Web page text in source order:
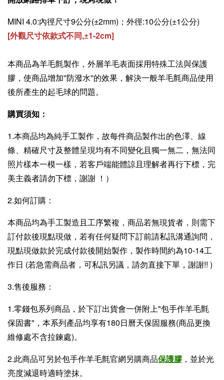
MINI 4.0:內徑尺寸9公分(±2mm)；外徑:10公分(±1公分)
[外觀尺寸依款式不同,±1-2cm]
本商品為羊毛氈製作，外層羊毛表面採用特殊工法與保護
膠，使商品增加''防潑水''的效果，解決一般羊毛氈商品使用
後所產生的起毛球的問題。
購買須知：
1.本商品均為純手工製作，故每件商品製作出的色澤、線
條、精確尺寸及整體呈現均有不同變化且獨一無二，無法同
照片樣本一模一樣，若客戶端能體諒且理解者再行下標，完
美主義者請勿下標，謝謝 ！）
2.如何訂購：
本商品均為手工製造且工序繁複，商品若無現貨者，則需下
訂付款後現點現做，若有任何疑問下訂前請私訊溝通詢問，
現點現做款於完成付款後開始製作，製作時間約為10-14工
作日 (若急需商品者，可私訊另議，請勿直接下單，謝謝!! )
3.售後服務：
1.零錢包系列商品，於下訂出貨會一併附上"包手作羊毛氈
保固書"，本系列產品均享有180日曆天保固服務(商品更換
維修處不含拉鍊處)。
2.此商品可另於包手作羊毛氈官網另購商品保護膠，並於光
亮度減退時適時塗抹。